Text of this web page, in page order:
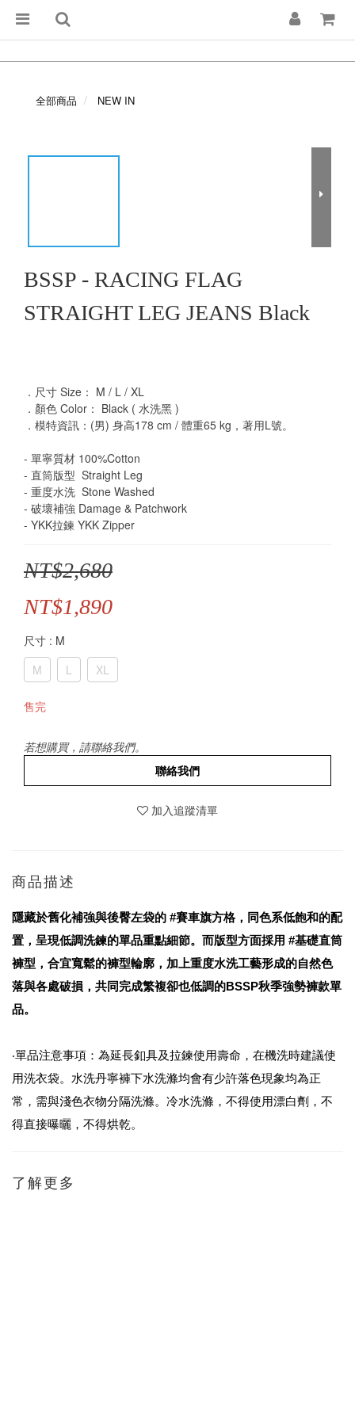
全部商品 NEW IN
BSSP - RACING FLAG
STRAIGHT LEG JEANS Black
．尺寸 Size： M / L / XL
．顏色 Color： Black ( 水洗黑 )
．模特資訊：(男) 身高178 cm / 體重65 kg，著用L號。
- 單寧質材 100%Cotton
- 直筒版型  Straight Leg
- 重度水洗  Stone Washed
- 破壞補強 Damage & Patchwork
- YKK拉鍊 YKK Zipper
NT$2,680
NT$1,890
尺寸 : M
M
L XL
售完
若想購買，請聯絡我們。
聯絡我們
加入追蹤清單
商品描述
隱藏於舊化補強與後臀左袋的 #賽車旗方格，同色系低飽和的配
置，呈現低調洗鍊的單品重點細節。而版型方面採用 #基礎直筒
褲型，合宜寬鬆的褲型輪廓，加上重度水洗工藝形成的自然色
落與各處破損，共同完成繁複卻也低調的BSSP秋季強勢褲款單
品。
‧單品注意事項：為延長釦具及拉鍊使用壽命，在機洗時建議使
用洗衣袋。水洗丹寧褲下水洗滌均會有少許落色現象均為正
常，需與淺色衣物分隔洗滌。冷水洗滌，不得使用漂白劑，不
得直接曝曬，不得烘乾。
了解更多